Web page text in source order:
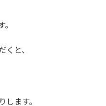
と、
ます。